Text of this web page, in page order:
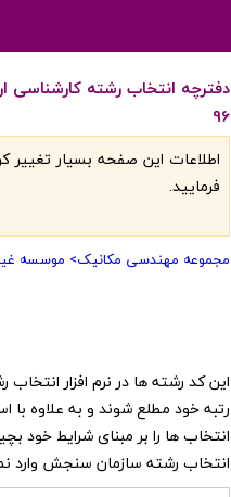
دفترچه انتخاب رشته
96
اطلاعات اين صفحه بسيار تغيير
فرماييد.
مجموعه مهندسی مکانیک> موسسه
رتبه خود مطلع شوند و به علاوه با
انتخاب ها را بر مبنای شرایط خود
انتخاب رشته سازمان سنجش وارد